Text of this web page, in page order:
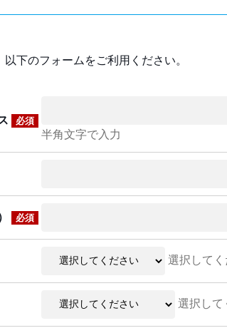
下のフォームをご利用ください。
必須
半角文字で入力
必須
選択してく
選択して